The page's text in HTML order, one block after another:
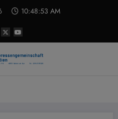
10:48:54 AM